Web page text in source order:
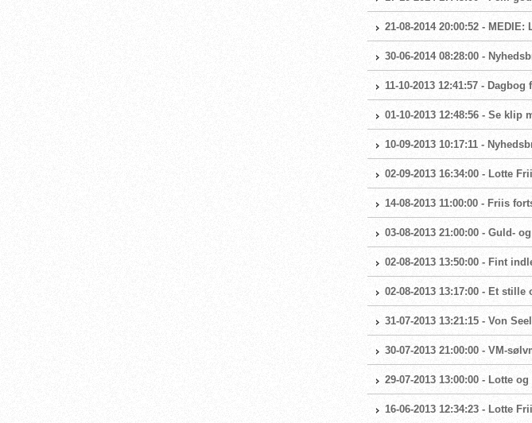
21-08-2014 20:00:52 -
30-06-2014 08:28:00 -
11-10-2013 12:41:57 -
01-10-2013 12:48:56 - Se
10-09-2013 10:17:11 -
02-09-2013 16:34:00 - Lotte
14-08-2013 11:00:00 - Friis
03-08-2013 21:00:00 - Guld-
02-08-2013 13:50:00 - Fint
02-08-2013 13:17:00 - Et
31-07-2013 13:21:15 - Von
30-07-2013 21:00:00 - VM-
29-07-2013 13:00:00 - Lotte
16-06-2013 12:34:23 - Lotte